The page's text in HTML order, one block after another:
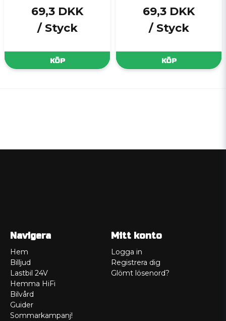
69,3 DKK
/ Styck
KÖP
69,3 DKK
/ Styck
KÖP
Navigera
Hem
Billjud
Lastbil 24V
Hemma HiFi
Bilvård
Guider
Sommarkampanj!
Mitt konto
Logga in
Registrera dig
Glömt lösenord?